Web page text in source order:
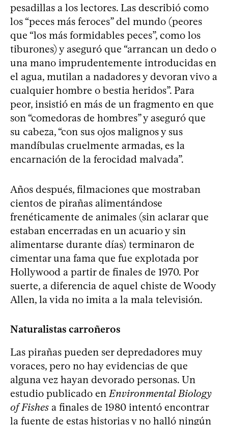
pesadillas a los lectores. Las describió como
los “peces más feroces” del mundo (peores
que “los más formidables peces”, como los
tiburones) y aseguró que “arrancan un dedo o
una mano imprudentemente introducidas en
el agua, mutilan a nadadores y devoran vivo a
cualquier hombre o bestia heridos”. Para
peor, insistió en más de un fragmento en que
son “comedoras de hombres” y aseguró que
su cabeza, “con sus ojos malignos y sus
mandíbulas cruelmente armadas, es la
encarnación de la ferocidad malvada”.
Años después, filmaciones que mostraban
cientos de pirañas alimentándose
frenéticamente de animales (sin aclarar que
estaban encerradas en un acuario y sin
alimentarse durante días) terminaron de
cimentar una fama que fue explotada por
Hollywood a partir de finales de 1970. Por
suerte, a diferencia de aquel chiste de Woody
Allen, la vida no imita a la mala televisión.
Naturalistas carroñeros
Las pirañas pueden ser depredadores muy
voraces, pero no hay evidencias de que
alguna vez hayan devorado personas. Un
estudio publicado en Environmental Biology
of Fishes a finales de 1980 intentó encontrar
la fuente de estas historias y no halló ningún